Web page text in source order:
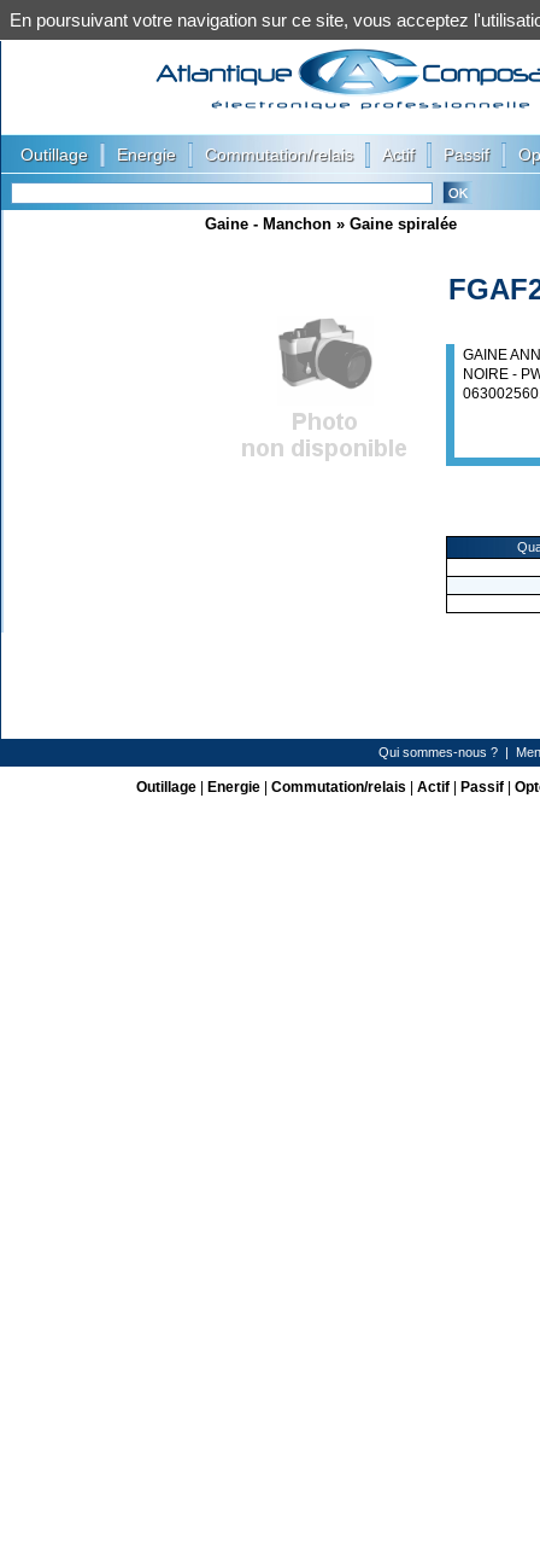
Outillage Energie Commutation/relais Actif Passif
Gaine - Manchon » Gaine spiralée
GAINE
NOIRE -
Qui sommes-nous ? |
Outillage| Energie| Commutation/relais Actif| Passif|
En poursuivant votre navigation sur ce site, vous acceptez